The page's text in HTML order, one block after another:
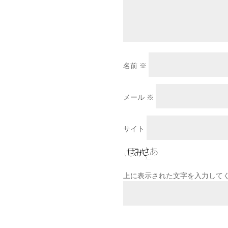
名前 ※
メール ※
サイト
上に表示された文字を入力して